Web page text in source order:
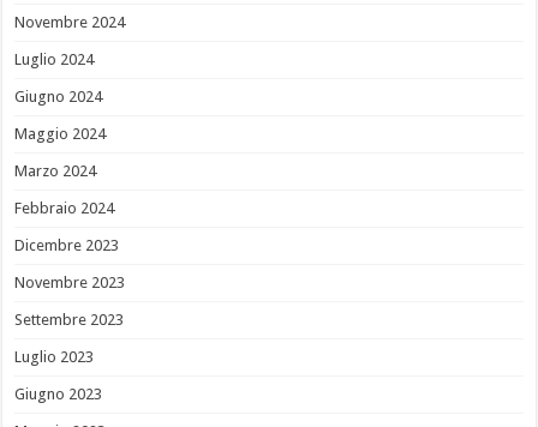
Novembre 2024
Luglio 2024
Giugno 2024
Maggio 2024
Marzo 2024
Febbraio 2024
Dicembre 2023
Novembre 2023
Settembre 2023
Luglio 2023
Giugno 2023